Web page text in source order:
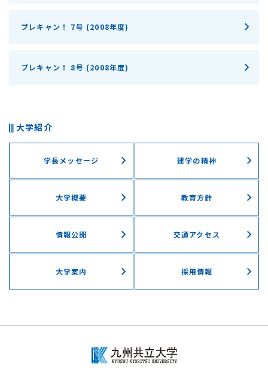
プレキャン！ 7号 (2008年度)
プレキャン！ 8号 (2008年度)
大学紹介
学長メッセージ 建学の精神
大学概要 教育方針
情報公開 交通アクセス
大学案内 採用情報